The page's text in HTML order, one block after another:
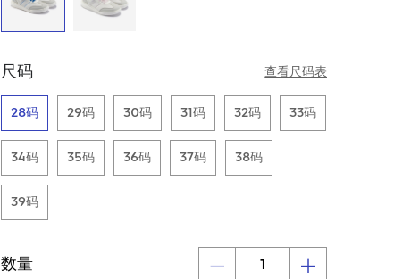
尺码 查看尺码表
28码 29码 30码 31码 32码 33码
34码 35码 36码 37码 38码
39码
数量